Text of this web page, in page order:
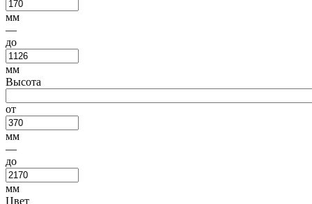
мм
—
до
мм
Высота
от
мм
—
до
мм
Цвет